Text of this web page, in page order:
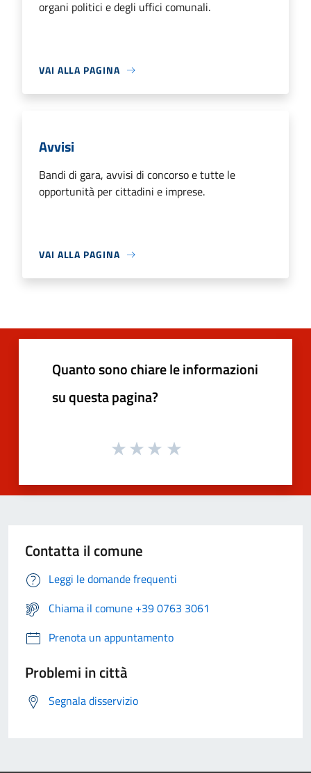
organi politici e degli uffici comunali.
VAI ALLA PAGINA
Avvisi
Bandi di gara, avvisi di concorso e tutte le
opportunità per cittadini e imprese.
VAI ALLA PAGINA
Quanto sono chiare le informazioni
su questa pagina?
Contatta il comune
Leggi le domande frequenti
Chiama il comune +39 0763 3061
Prenota un appuntamento
Problemi in città
Segnala disservizio